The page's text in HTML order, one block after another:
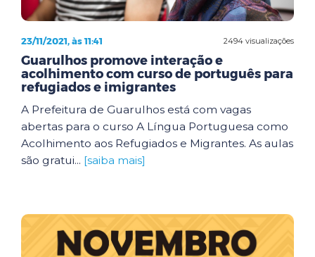
2494 visualizações
23/11/2021, às 11:41
Guarulhos promove interação e
acolhimento com curso de português para
refugiados e imigrantes
A Prefeitura de Guarulhos está com vagas
abertas para o curso A Língua Portuguesa como
Acolhimento aos Refugiados e Migrantes. As aulas
são gratui... [saiba mais]